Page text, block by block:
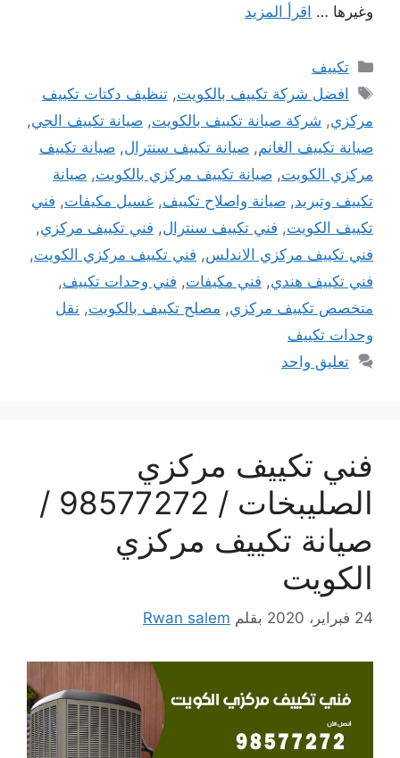
وغيرها … اقرأ المزيد
التصنيفات
تكييف
الوسوم
افضل شركة تكييف بالكويت,تنظيف دكتات تكييف
مركزي, شركة صيانة تكييف بالكويت, صيانة تكييف الجي,
صيانة تكييف الغانم, صيانة تكييف سنترال, صيانة تكييف
مركزي الكويت, صيانة تكييف مركزي بالكويت, صيانة
تكييف وتبريد, صيانة واصلاح تكييف, غسيل مكيفات, فني
تكييف الكويت, فني تكييف سنترال, فني تكييف مركزي,
فني تكييف مركزي الاندلس, فني تكييف مركزي الكويت,
فني تكييف هندي, فني مكيفات, فني وحدات تكييف,
متخصص تكييف مركزي, مصلح تكييف بالكويت, نقل
وحدات تكييف
تعليق واحد
فني تكييف مركزي
الصليبخات / 98577272 /
صيانة تكييف مركزي
الكويت
24 فبراير، 2020 بقلم Rwan salem